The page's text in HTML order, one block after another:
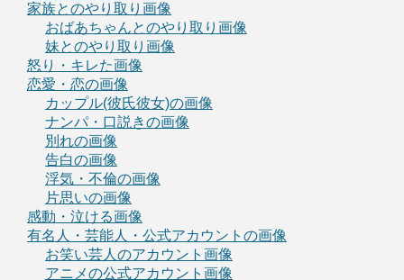
家族とのやり取り画像
おばあちゃんとのやり取り画像
妹とのやり取り画像
怒り・キレた画像
恋愛・恋の画像
カップル(彼氏彼女)の画像
ナンパ・口説きの画像
別れの画像
告白の画像
浮気・不倫の画像
片思いの画像
感動・泣ける画像
有名人・芸能人・公式アカウントの画像
お笑い芸人のアカウント画像
アニメの公式アカウント画像